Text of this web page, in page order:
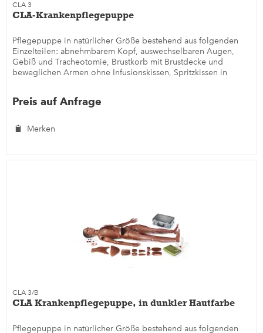
CLA 3
CLA-Krankenpflegepuppe
Pflegepuppe in natürlicher Größe bestehend aus folgenden
Einzelteilen: abnehmbarem Kopf, auswechselbaren Augen,
Gebiß und Tracheotomie, Brustkorb mit Brustdecke und
beweglichen Armen ohne Infusionskissen, Spritzkissen in
Preis auf Anfrage
Merken
CLA 3/B
CLA Krankenpflegepuppe, in dunkler Hautfarbe
Pflegepuppe in natürlicher Größe bestehend aus folgenden